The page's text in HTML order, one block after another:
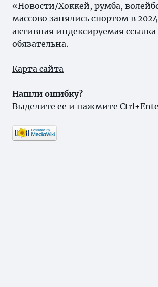
«Новости/Хоккей, румба,
массово занялись спортом в
активная индексируемая
обязательна.
Карта сайта
Нашли ошибку?
Выделите ее и нажмите